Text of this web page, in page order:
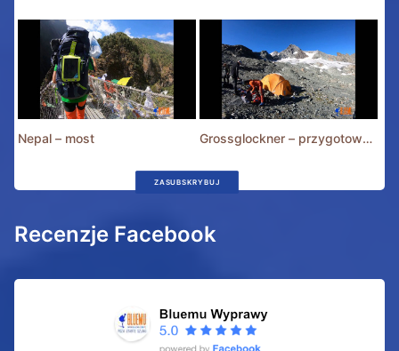
Nepal – most Grossglockner – przygotowania
ZASUBSKRYBUJ
Recenzje Facebook